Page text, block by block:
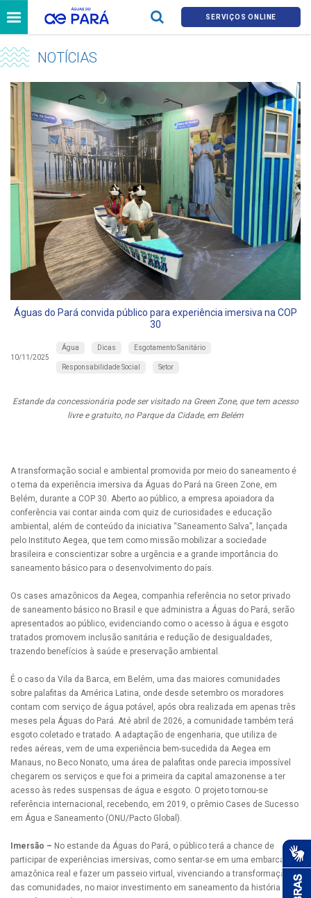
SERVIÇOS ONLINE
NOTÍCIAS
Águas do Pará convida público para experiência imersiva na COP
30
10/11/2025
Água Dicas Esgotamento Sanitário
Responsabilidade Social Setor
Estande da concessionária pode ser visitado na Green Zone, que tem acesso
livre e gratuito, no Parque da Cidade, em Belém
A transformação social e ambiental promovida por meio do saneamento é
o tema da experiência imersiva da Águas do Pará na Green Zone, em
Belém, durante a COP 30. Aberto ao público, a empresa apoiadora da
conferência vai contar ainda com quiz de curiosidades e educação
ambiental, além de conteúdo da iniciativa “Saneamento Salva”, lançada
pelo Instituto Aegea, que tem como missão mobilizar a sociedade
brasileira e conscientizar sobre a urgência e a grande importância do
saneamento básico para o desenvolvimento do país.
Os cases amazônicos da Aegea, companhia referência no setor privado
de saneamento básico no Brasil e que administra a Águas do Pará, serão
apresentados ao público, evidenciando como o acesso à água e esgoto
tratados promovem inclusão sanitária e redução de desigualdades,
trazendo benefícios à saúde e preservação ambiental.
É o caso da Vila da Barca, em Belém, uma das maiores comunidades
sobre palafitas da América Latina, onde desde setembro os moradores
contam com serviço de água potável, após obra realizada em apenas três
meses pela Águas do Pará. Até abril de 2026, a comunidade também terá
esgoto coletado e tratado. A adaptação de engenharia, que utiliza de
redes aéreas, vem de uma experiência bem-sucedida da Aegea em
Manaus, no Beco Nonato, uma área de palafitas onde parecia impossível
chegarem os serviços e que foi a primeira da capital amazonense a ter
acesso às redes suspensas de água e esgoto. O projeto tornou-se
referência internacional, recebendo, em 2019, o prêmio Cases de Sucesso
em Água e Saneamento (ONU/Pacto Global).
Imersão – No estande da Águas do Pará, o público terá a chance de
participar de experiências imersivas, como sentar-se em uma embarcação
amazônica real e fazer um passeio virtual, vivenciando a transformação
das comunidades, no maior investimento em saneamento da história da